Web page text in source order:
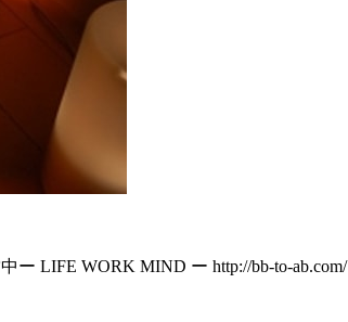
LIFE WORK MIND ー http://bb-to-ab.com/